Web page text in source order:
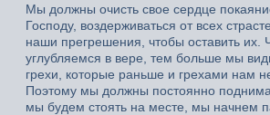
Мы должны очисть свое сердце
Господу, воздерживаться от всех
наши прегрешения, чтобы оставить их.
углубляемся в вере, тем больше мы
грехи, которые раньше и грехами нам
Поэтому мы должны постоянно
мы будем стоять на месте, мы начнем